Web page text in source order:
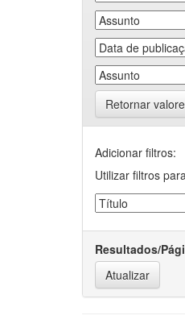
Retornar
Adicionar filtros:
Utilizar filtros
Resultados/